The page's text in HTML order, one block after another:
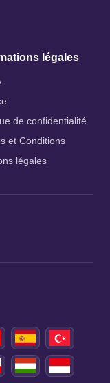
légales
de confidentialité
et Conditions
légales